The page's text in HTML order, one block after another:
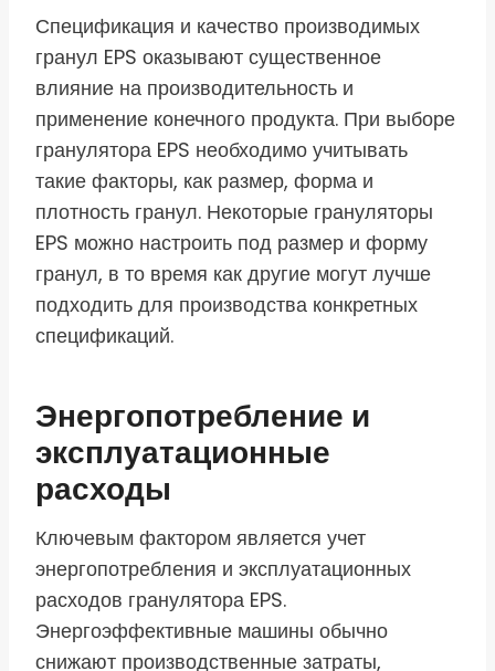
Спецификация и качество производимых
гранул EPS оказывают существенное
влияние на производительность и
применение конечного продукта. При выборе
гранулятора EPS необходимо учитывать
такие факторы, как размер, форма и
плотность гранул. Некоторые грануляторы
EPS можно настроить под размер и форму
гранул, в то время как другие могут лучше
подходить для производства конкретных
спецификаций.
Энергопотребление и
эксплуатационные
расходы
Ключевым фактором является учет
энергопотребления и эксплуатационных
расходов гранулятора EPS.
Энергоэффективные машины обычно
снижают производственные затраты,